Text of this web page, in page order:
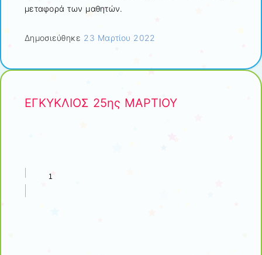
μεταφορά των μαθητών.
Δημοσιεύθηκε 23 Μαρτίου 2022
ΕΓΚΥΚΛΙΟΣ 25ης ΜΑΡΤΙΟΥ